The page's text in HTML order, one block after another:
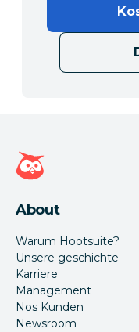
Hootsuite
About
Warum Hootsuite?
Unsere geschichte
Karriere
Management
Nos Kunden
Newsroom